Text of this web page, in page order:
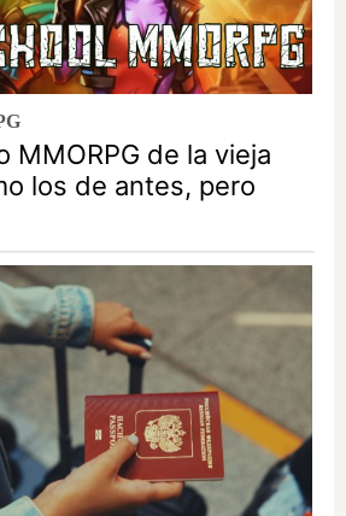
MMORPG de la vieja
los de antes, pero